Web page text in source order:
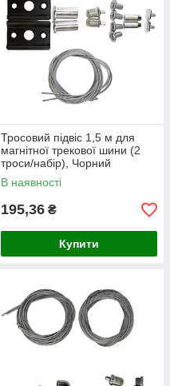
Тросовий підвіс 1,5 м для
магнітної трекової шини (2
троси/набір), Чорний
В наявності
195,36 ₴
Купити